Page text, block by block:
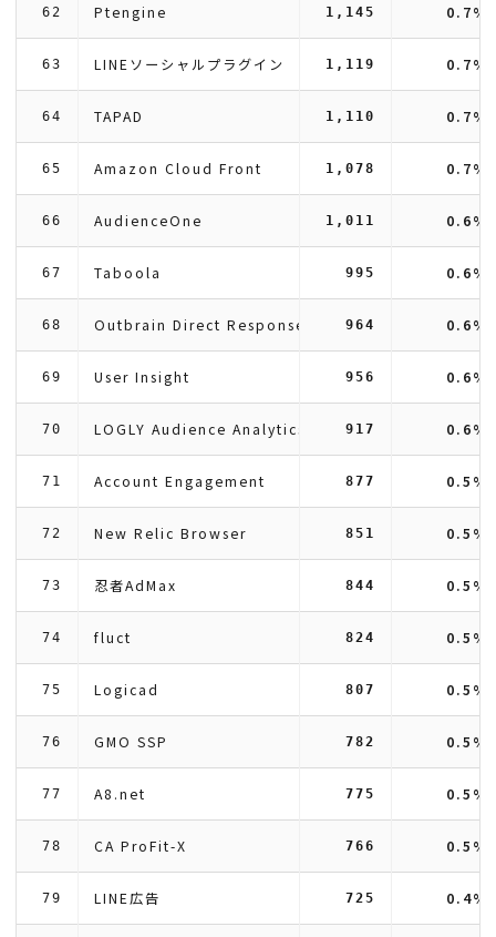
62 Ptengine 1,145 0.7%
63 LINEソーシャルプラグイン 1,119 0.7%
64 TAPAD 1,110 0.7%
65 Amazon Cloud Front 1,078 0.7%
66 AudienceOne 1,011 0.6%
67 Taboola 995 0.6%
68 Outbrain Direct Response 964 0.6%
69 User Insight 956 0.6%
70 LOGLY Audience Analytics 917 0.6%
71 Account Engagement 877 0.5%
72 New Relic Browser 851 0.5%
73 忍者AdMax 844 0.5%
74 fluct 824 0.5%
75 Logicad 807 0.5%
76 GMO SSP 782 0.5%
77 A8.net 775 0.5%
78 CA ProFit-X 766 0.5%
79 LINE広告 725 0.4%